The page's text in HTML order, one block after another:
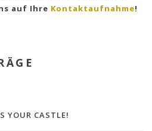
auf Ihre Kontaktaufnahme!
YOUR CASTLE!